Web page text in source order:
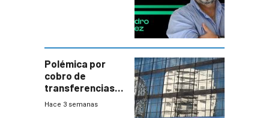
Polémica por
cobro de
transferencias
del Mides en
Hace 3 semanas